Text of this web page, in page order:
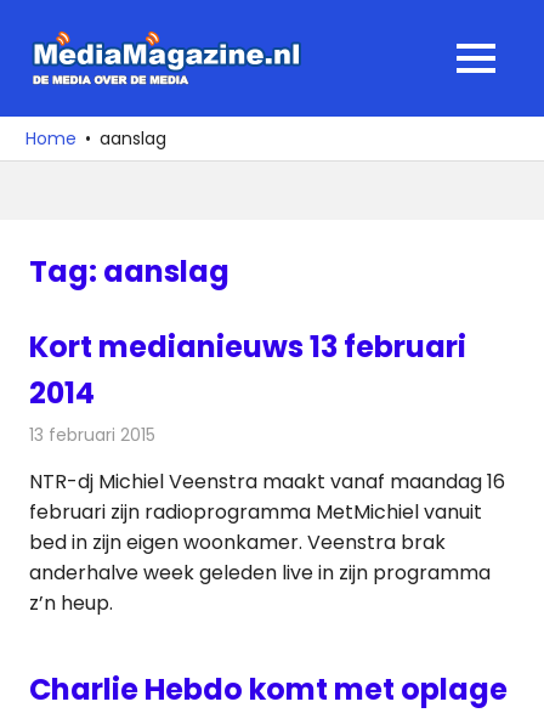
naar
media
over
MENU
Home aanslag
Tag: aanslag
Kort medianieuws 13 februari
2014
13 februari 2015
NTR-dj Michiel Veenstra maakt vanaf maandag 16
februari zijn radioprogramma MetMichiel vanuit
bed in zijn eigen woonkamer. Veenstra brak
anderhalve week geleden live in zijn programma
z’n heup.
Charlie Hebdo komt met oplage